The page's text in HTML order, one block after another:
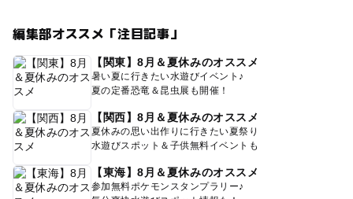
編集部オススメ「注目記事」
【関東】8月＆夏休みのオススメ
暑い夏に行きたい水遊びイベント♪
夏の定番恐竜＆昆虫展も開催！
【関西】8月＆夏休みのオススメ
夏休みの思い出作りに行きたい夏祭り
水遊びスポット＆子供無料イベントも
【東海】8月＆夏休みのオススメ
参加無料ポケモンスタンプラリー♪